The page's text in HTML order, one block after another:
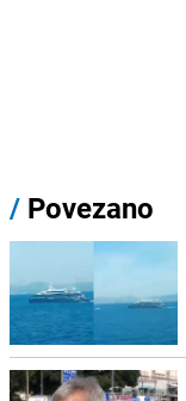
/ Povezano